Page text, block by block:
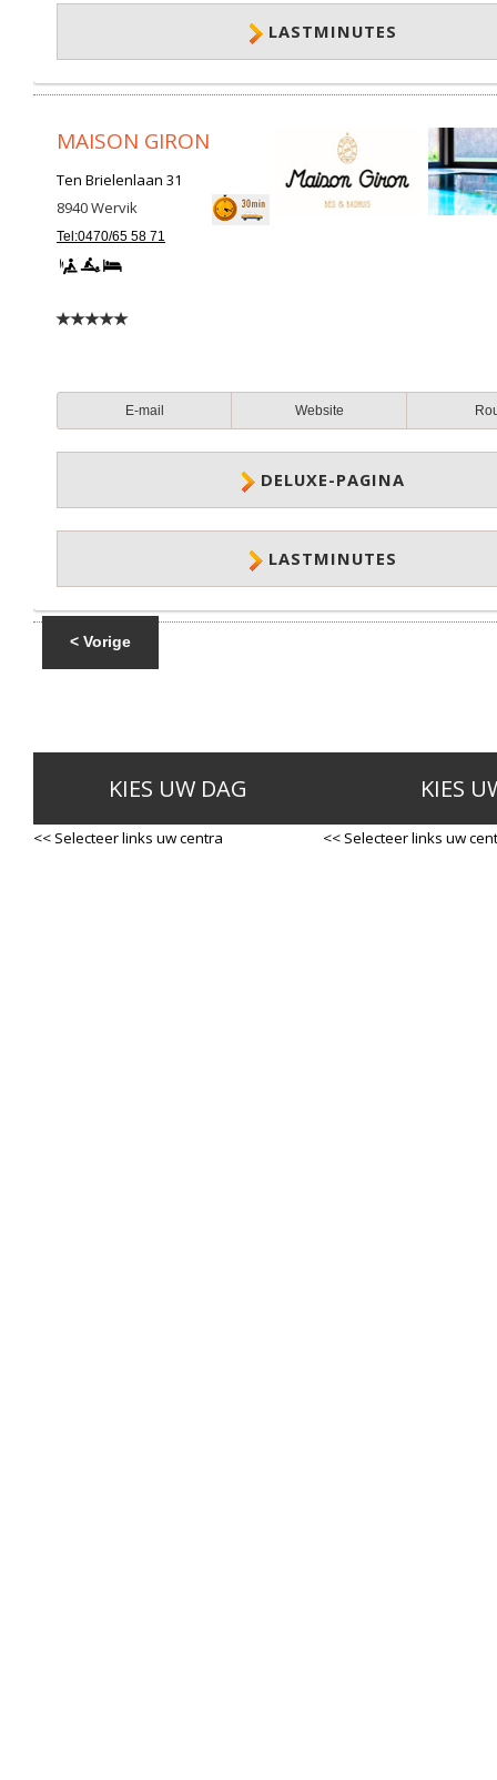
LASTMINUTES
MAISON GIRON
Ten Brielenlaan 31
8940Wervik
Tel:0470/65 58 71
E-mail Website
DELUXE-PAGINA
LASTMINUTES
< Vorige
KIES UW DAG
<< Selecteer links uw centra
KIES
<< Selecteer links uw